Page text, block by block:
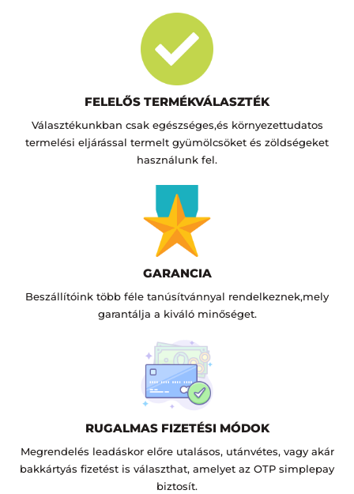
FELELŐS TERMÉKVÁLASZTÉK
Választékunkban csak egészséges,és környezettudatos
termelési eljárással termelt gyümölcsöket és zöldségeket
használunk fel.
GARANCIA
Beszállítóink több féle tanúsítvánnyal rendelkeznek,mely
garantálja a kiváló minőséget.
RUGALMAS FIZETÉSI MÓDOK
Megrendelés leadáskor előre utalásos, utánvétes, vagy akár
bakkártyás fizetést is választhat, amelyet az OTP simplepay
biztosít.